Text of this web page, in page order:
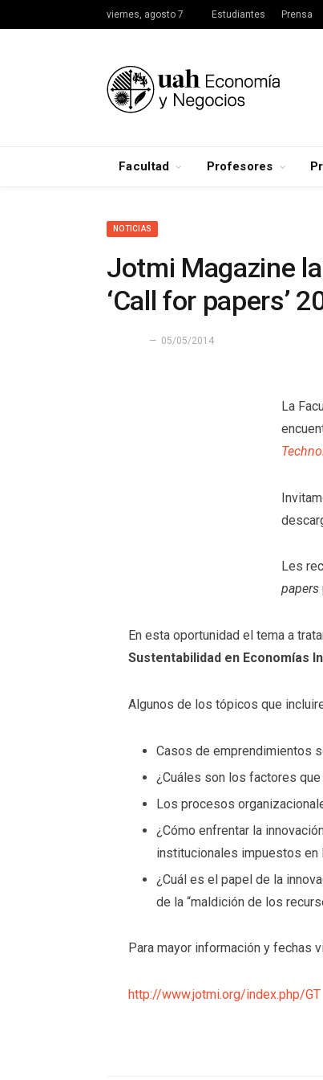
viernes, agosto 7 Estudiantes Prensa
Facultad Profesores
NOTICIAS
Jotmi Magazine
‘Call for papers’
05/05/2014
La
Les
papers
En esta oportunidad el tema a
Sustentabilidad en Economías
Algunos de los tópicos que
Casos de emprendimientos
¿Cuáles son los factores
Los procesos
¿Cómo enfrentar la
institucionales impuestos en
¿Cuál es el papel de la
de la “maldición de los
Para mayor información y fechas
http://www.jotmi.org/index.php/GT